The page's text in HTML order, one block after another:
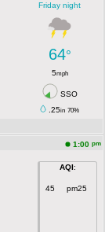
Friday night
64°
5mph
SSO
.25in 70%
1:00 pm
AQI:
45 pm25